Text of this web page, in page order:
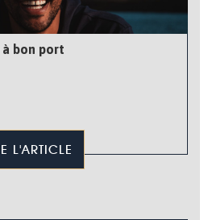
bon port
L'ARTICLE